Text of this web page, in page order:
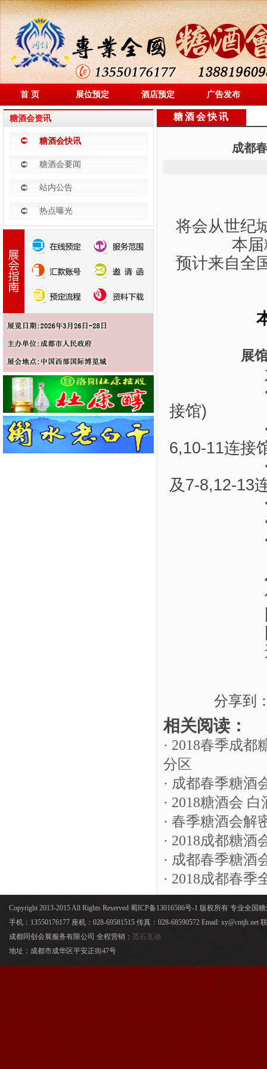
首 页 展位预定 酒店预定 广告发布
糖酒会资讯
糖酒会快讯
糖酒会要闻
站内公告
热点曝光
糖酒会快讯
成都
将会从世纪
本
预计来自全
展馆
接馆)
6,10-11连接
及7-8,12-13
分享到
相关阅读：
· 2018春季成
分区
· 成都春季糖酒
· 2018糖酒会
· 春季糖酒会解
· 2018成都糖
· 成都春季糖酒
· 2018成都春
Copyright 2013-2015 All Rights Reserved 蜀ICP备13016586号-1 版权所有 专业全国
手机：13550176177 座机：028-69581515 传真：028-68590572 Email: xy@cntjh.net
成都同创会展服务有限公司 全程营销： 觅石互动
地址：成都市成华区平安正街47号